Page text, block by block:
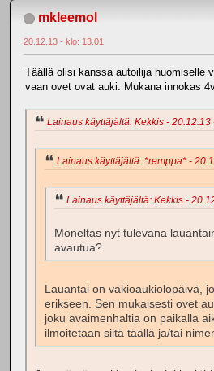
mkleemol
20.12.13 - klo: 13.01
Täällä olisi kanssa autoilija huomiselle
vaan ovet ovat auki. Mukana innokas
Lainaus käyttäjältä: Kekkis - 20.12.13
Lainaus käyttäjältä: *remppa* -
Lainaus käyttäjältä: Kekkis -
Moneltas nyt tulevana
avautua?
Lauantai on vakioaukiolopäivä,
erikseen. Sen mukaisesti ovet
joku avaimenhaltia on paikalla
ilmoitetaan siitä täällä ja/tai